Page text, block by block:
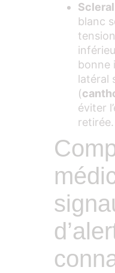
blanc
bonne
latéral
(
éviter
retirée.